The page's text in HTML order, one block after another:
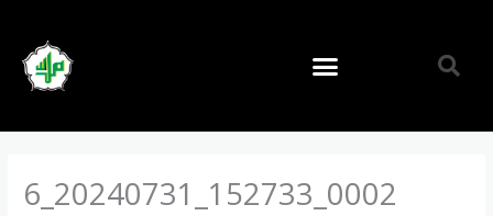
konten
6_20240731_152733_0002